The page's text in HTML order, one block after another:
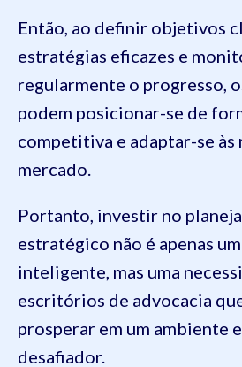
Então, ao definir objetivos
estratégias eficazes e
regularmente o progresso,
podem posicionar-se de
competitiva e adaptar-se às
mercado.
Portanto, investir no
estratégico não é apenas
inteligente, mas uma
escritórios de advocacia
prosperar em um ambiente
desafiador.